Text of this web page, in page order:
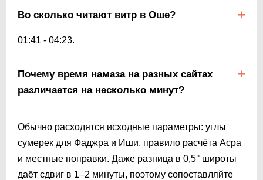
Во сколько читают витр в Оше?
01:41 - 04:23.
Почему время намаза на разных сайтах
различается на несколько минут?
Обычно расходятся исходные параметры: углы
сумерек для Фаджра и Иши, правило расчёта Асра
и местные поправки. Даже разница в 0,5° широты
даёт сдвиг в 1–2 минуты, поэтому сопоставляйте